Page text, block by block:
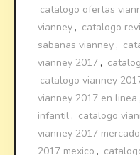
catalogo ofertas
vianney , catalogo
sabanas vianney ,
vianney 2017 ,
catalogo vianney
vianney 2017 en linea
infantil , catalogo
vianney 2017
2017 mexico ,